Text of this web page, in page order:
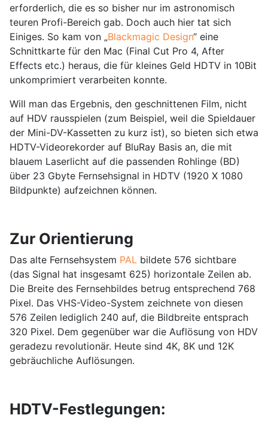
erforderlich, die es so bisher nur im astronomisch
teuren Profi-Bereich gab. Doch auch hier tat sich
Einiges. So kam von „Blackmagic Design“ eine
Schnittkarte für den Mac (Final Cut Pro 4, After
Effects etc.) heraus, die für kleines Geld HDTV in 10Bit
unkomprimiert verarbeiten konnte.
Will man das Ergebnis, den geschnittenen Film, nicht
auf HDV rausspielen (zum Beispiel, weil die Spieldauer
der Mini-DV-Kassetten zu kurz ist), so bieten sich etwa
HDTV-Videorekorder auf BluRay Basis an, die mit
blauem Laserlicht auf die passenden Rohlinge (BD)
über 23 Gbyte Fernsehsignal in HDTV (1920 X 1080
Bildpunkte) aufzeichnen können.
Zur Orientierung
Das alte Fernsehsystem PAL bildete 576 sichtbare
(das Signal hat insgesamt 625) horizontale Zeilen ab.
Die Breite des Fernsehbildes betrug entsprechend 768
Pixel. Das VHS-Video-System zeichnete von diesen
576 Zeilen lediglich 240 auf, die Bildbreite entsprach
320 Pixel. Dem gegenüber war die Auflösung von HDV
geradezu revolutionär. Heute sind 4K, 8K und 12K
gebräuchliche Auflösungen.
HDTV-Festlegungen: